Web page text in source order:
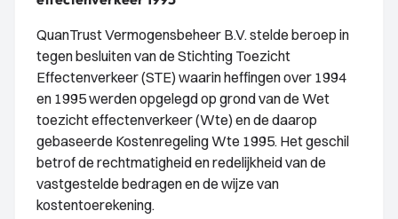
QuanTrust Vermogensbeheer B.V. stelde beroep in
tegen besluiten van de Stichting Toezicht
Effectenverkeer (STE) waarin heffingen over 1994
en 1995 werden opgelegd op grond van de Wet
toezicht effectenverkeer (Wte) en de daarop
gebaseerde Kostenregeling Wte 1995. Het geschil
betrof de rechtmatigheid en redelijkheid van de
vastgestelde bedragen en de wijze van
kostentoerekening.